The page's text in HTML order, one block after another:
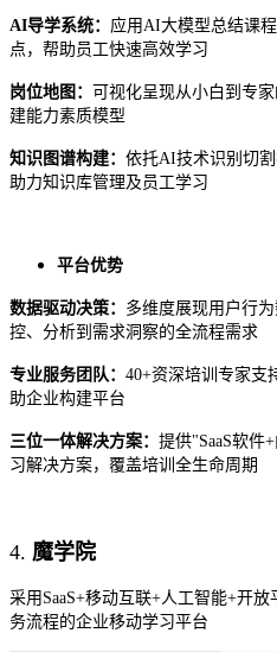
AI导学系统： 应用 AI大模型总结课
点，帮助员工快速高效学习
岗位地图：
可视化呈现从小白到专
建能力素质模型
知识图谱构建： 依托AI技术识别切
助力知识库管理及员工学习
平台优势
数据驱动决策： 多维度展现用户行
控、分析到需求洞察的全流程需求
专业服务团队： 40+资深培训专家支
助企业构建平台
三位一体解决方案： 提供"SaaS软件
习解决方案，覆盖培训全生命周期
4. 魔学院
采用 SaaS+移动互联+人工智能+开
务流程的企业移动学习平台